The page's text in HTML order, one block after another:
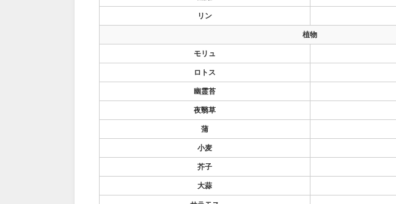
リン
植物
モリュ
ロトス
幽霊苔
夜翳草
蒲
小麦
芥子
大蒜